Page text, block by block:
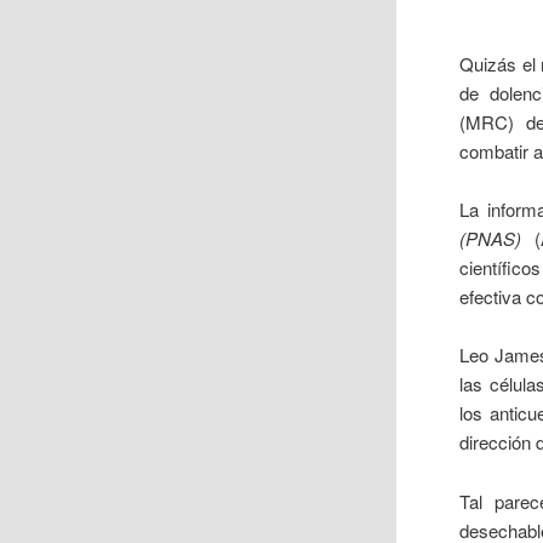
Quizás el
de
(MRC)
combatir
La
(PNAS)
efectiva
Leo
las
los
dirección
Tal